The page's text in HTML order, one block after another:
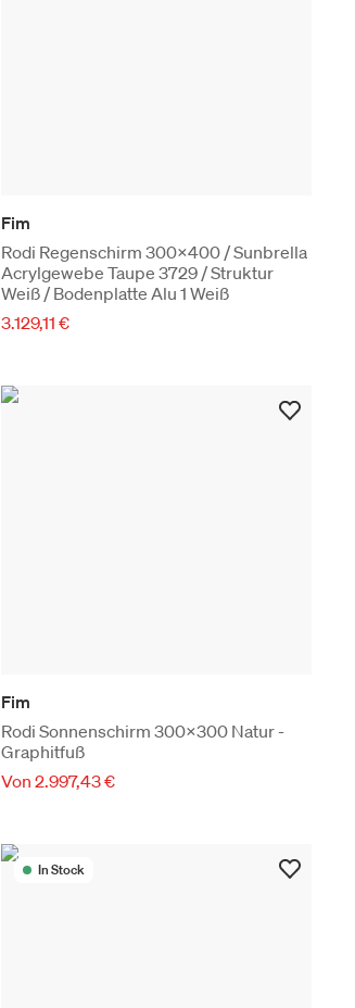
Fim
Rodi Regenschirm 300x400 / Sunbrella
Acrylgewebe Taupe 3729 / Struktur
Weiß / Bodenplatte Alu 1 Weiß
3.129,11 €
Fim
Rodi Sonnenschirm 300x300 Natur -
Graphitfuß
Von 2.997,43 €
In Stock